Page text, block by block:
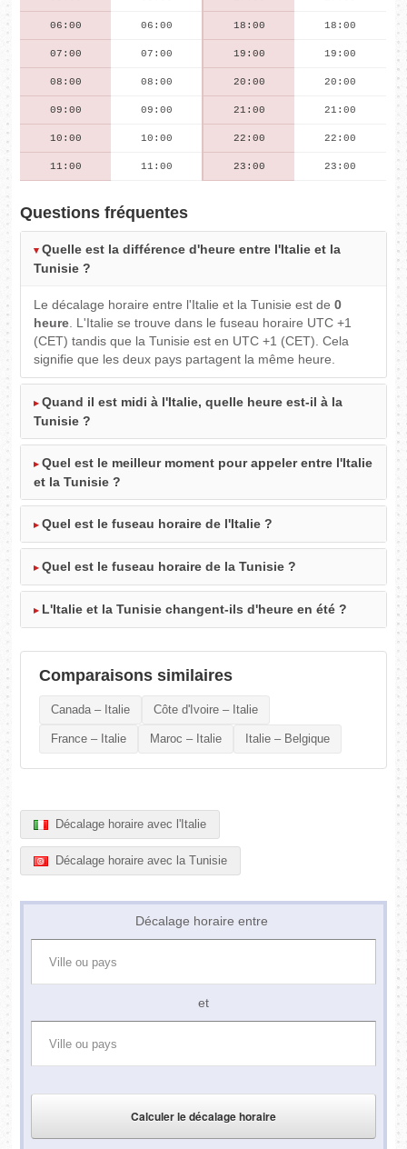
06:00 06:00 18:00 18:00
07:00 07:00 19:00 19:00
08:00 08:00 20:00 20:00
09:00 09:00 21:00 21:00
10:00 10:00 22:00 22:00
11:00 11:00 23:00 23:00
Questions fréquentes
Quelle est la différence d'heure entre l'Italie et la
Tunisie ?
Le décalage horaire entre l'Italie et la Tunisie est de0
heure. L'Italie se trouve dans le fuseau horaire UTC +1
(CET) tandis que la Tunisie est en UTC +1 (CET). Cela
signifie que les deux pays partagent la même heure.
Quand il est midi à l'Italie, quelle heure est-il à la
Tunisie ?
Quel est le meilleur moment pour appeler entre l'Italie
et la Tunisie ?
Quel est le fuseau horaire de l'Italie ?
Quel est le fuseau horaire de la Tunisie ?
L'Italie et la Tunisie changent-ils d'heure en été ?
Comparaisons similaires
Canada – Italie Côte d'Ivoire – Italie
France – Italie Maroc – Italie Italie – Belgique
Décalage horaire avec l'Italie
Décalage horaire avec la Tunisie
Décalage horaire entre
et